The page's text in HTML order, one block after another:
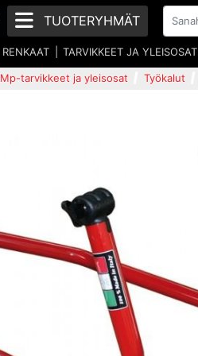
TUOTERYHMÄT
RENKAAT TARVIKKEET JA YLEISOSAT
Mp-tarvikkeet ja yleisosat Työkalut